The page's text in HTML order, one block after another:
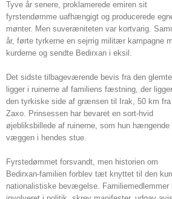
Tyve år senere, proklamerede emiren sit
fyrstendømme uafhængigt og producerede
mønter. Men suveræniteten var kortvarig.
år, førte tyrkerne en sejrrig militær kampagne
kurderne og sendte Bedirxan i eksil.
Det sidste tilbageværende bevis fra den
ligger i ruinerne af familiens fæstning, der
den tyrkiske side af grænsen til Irak, 50 km fra
Zaxo. Prinsessen har bevaret en sort-hvid
øjebliksbillede af ruinerne, som hun hængende
væggen i hendes stue.
Fyrstedømmet forsvandt, men historien om
Bedirxan-familien forblev tæt knyttet til den
nationalistiske bevægelse. Familiemedlemmer